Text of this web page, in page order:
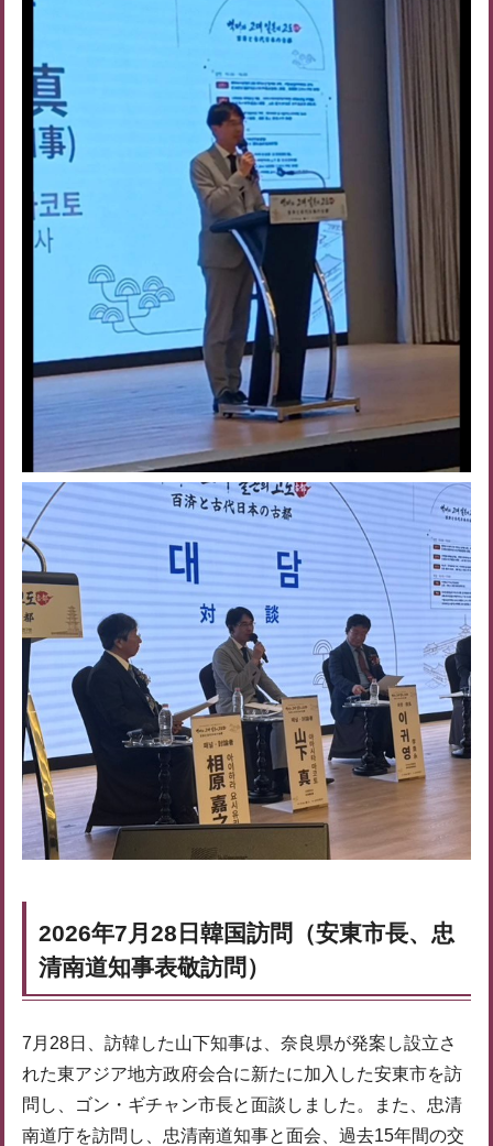
2026年7月28日韓国訪問（安東市長、忠
清南道知事表敬訪問）
7月28日、訪韓した山下知事は、奈良県が発案し設立さ
れた東アジア地方政府会合に新たに加入した安東市を訪
問し、ゴン・ギチャン市長と面談しました。また、忠清
南道庁を訪問し、忠清南道知事と面会、過去15年間の交